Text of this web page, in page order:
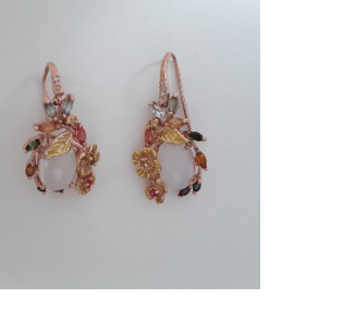
Dans mon panier
APERÇU RAPIDE